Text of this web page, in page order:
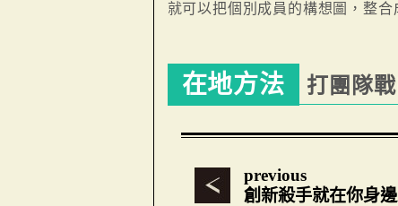
就可以把個別成員的構想圖，整合
在地方法 打團隊
previous
創新殺手就在你身邊